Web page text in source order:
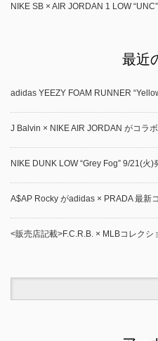
NIKE SB × AIR JORDAN 1 LOW
最近
adidas YEEZY FOAM RUNNER
J Balvin × NIKE AIR JORDAN がコラ
NIKE DUNK LOW “Grey Fog” 9/21(火)
A$AP Rocky がadidas × PRADA 最新
<販売店記載>F.C.R.B. × MLBコレク